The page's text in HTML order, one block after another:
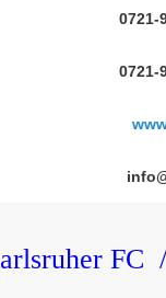
0721-
0721-
FC